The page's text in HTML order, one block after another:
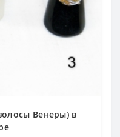
Венеры) в